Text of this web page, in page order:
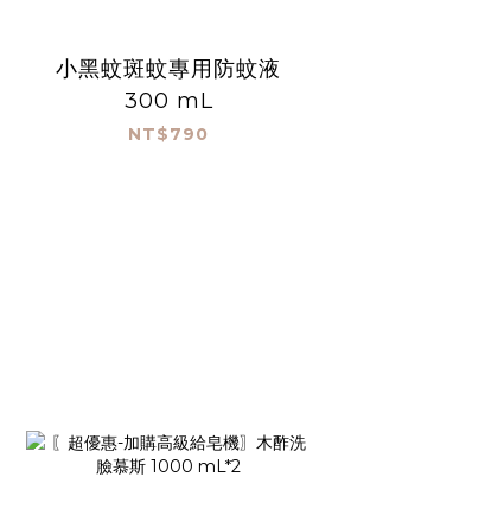
小黑蚊斑蚊專用防蚊液
300 mL
NT$790